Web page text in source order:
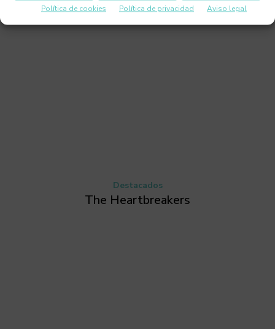
Política de cookies Política de privacidad Aviso legal
Destacados
The Heartbreakers